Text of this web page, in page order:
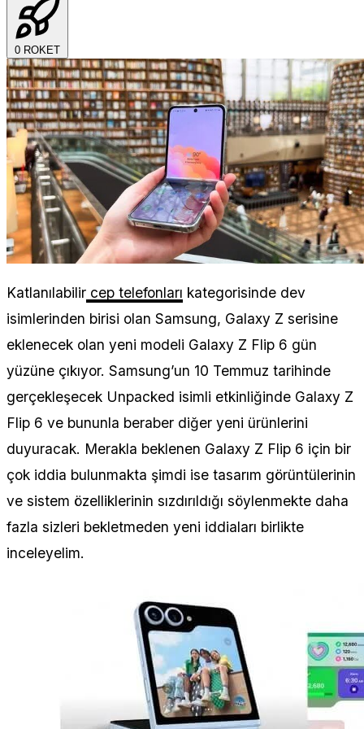
0 ROKET
Katlanılabilir cep telefonları kategorisinde dev
isimlerinden birisi olan Samsung, Galaxy Z serisine
eklenecek olan yeni modeli Galaxy Z Flip 6 gün
yüzüne çıkıyor. Samsung’un 10 Temmuz tarihinde
gerçekleşecek Unpacked isimli etkinliğinde Galaxy Z
Flip 6 ve bununla beraber diğer yeni ürünlerini
duyuracak. Merakla beklenen Galaxy Z Flip 6 için bir
çok iddia bulunmakta şimdi ise tasarım görüntülerinin
ve sistem özelliklerinin sızdırıldığı söylenmekte daha
fazla sizleri bekletmeden yeni iddiaları birlikte
inceleyelim.